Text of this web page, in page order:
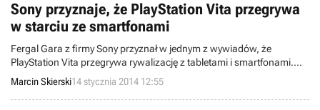
Sony przyznaje, że PlayStation Vita przegrywa
w starciu ze smartfonami
Fergal Gara z firmy Sony przyznał w jednym z wywiadów, że
PlayStation Vita przegrywa rywalizację z tabletami i smartfonami.
Stwierdził też, że rynek gier mobilnych bardzo szybko się zmienia i w
momencie projektowania przenośnej konsoli sytuacja wyglądała
zupełnie inaczej niż dzisiaj.
Marcin Skierski14 stycznia 2014 12:55